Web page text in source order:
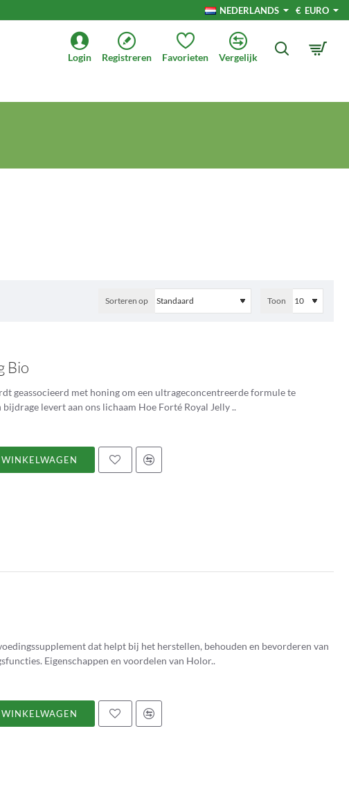
NEDERLANDS € EURO
Login Registreren Favorieten Vergelijk
Sorteren op Toon
Bio
geassocieerd met honing om een ultrageconcentreerde formule te
verkrijgen die op natuurlijke wijze een bijdrage levert aan ons lichaam Hoe Forté Royal Jelly ..
dat helpt bij het herstellen, behouden en bevorderen van
de energiebalans van de spijsverteringsfuncties. Eigenschappen en voordelen van Holor..